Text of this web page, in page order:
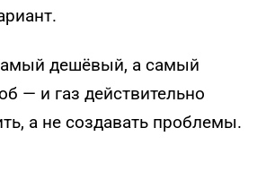
дешёвый, а самый
— и газ действительно
а не создавать проблемы.